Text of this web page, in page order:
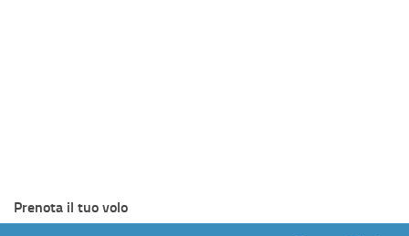
Prenota il tuo volo